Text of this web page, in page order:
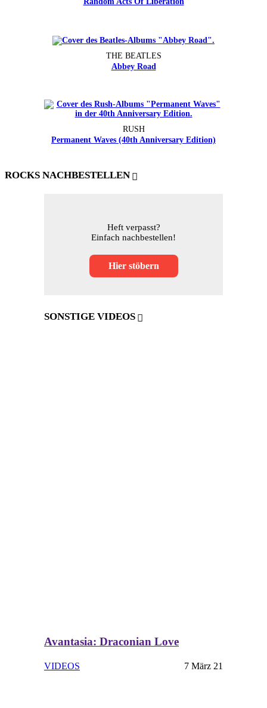
THE BEATLES
Abbey Road
RUSH
Permanent Waves (40th Anniversary Edition)
ROCKS NACHBESTELLEN
Heft verpasst?
Einfach nachbestellen!
Hier stöbern
SONSTIGE VIDEOS
Avantasia: Draconian Love
VIDEOS 7 März 21